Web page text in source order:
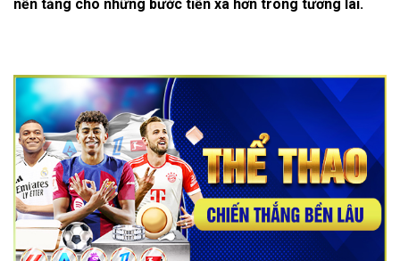
nền tảng cho những bước tiến xa hơn trong tương lai.